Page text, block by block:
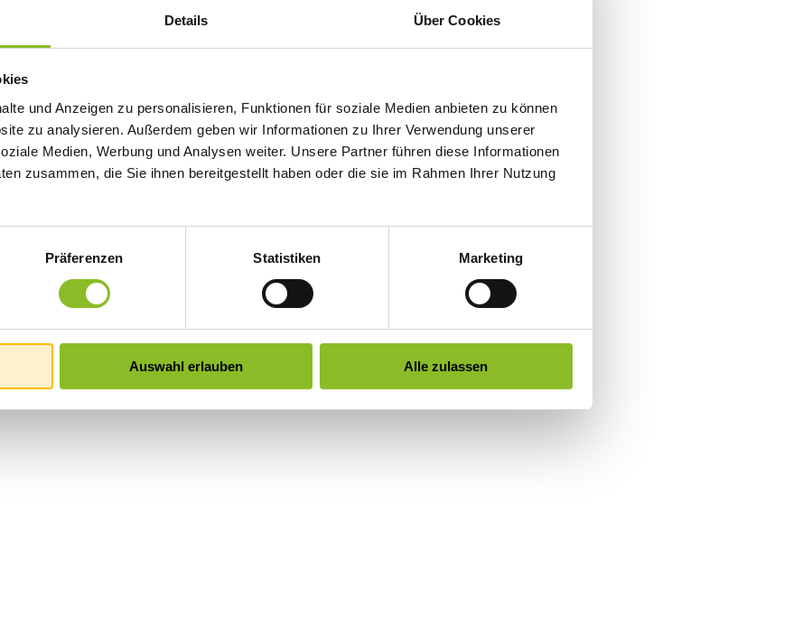
Details Über Cookies
und Anzeigen zu personalisieren, Funktionen für soziale Medien anbieten zu können
zu analysieren. Außerdem geben wir Informationen zu Ihrer Verwendung unserer
Medien, Werbung und Analysen weiter. Unsere Partner führen diese Informationen
zusammen, die Sie ihnen bereitgestellt haben oder die sie im Rahmen Ihrer Nutzung
Präferenzen Statistiken Marketing
Auswahl erlauben Alle zulassen